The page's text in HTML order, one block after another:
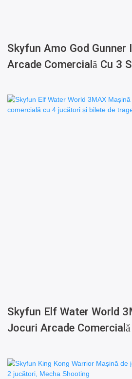
Skyfun Amo God Gunner
Arcade Comercială Cu 3
De Bilete
Skyfun Elf Water World
Jocuri Arcade